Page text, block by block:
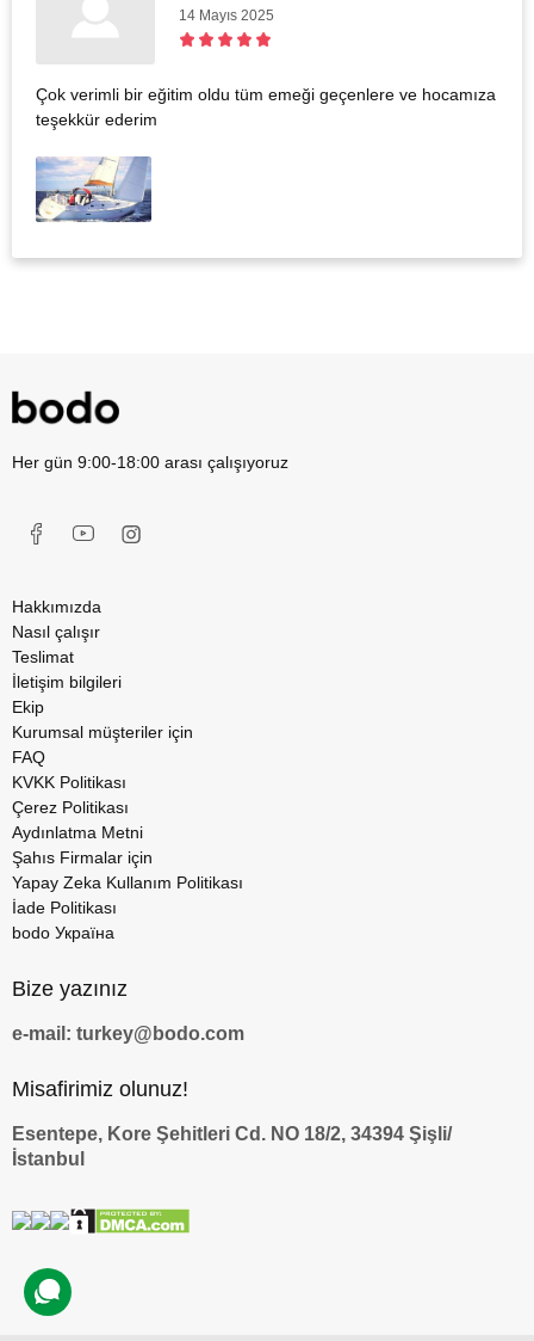
14 Mayıs 2025
Çok verimli bir eğitim oldu tüm emeği geçenlere ve hocamıza
teşekkür ederim
Her gün 9:00-18:00 arası çalışıyoruz
Hakkımızda
Nasıl çalışır
Teslimat
İletişim bilgileri
Ekip
Kurumsal müşteriler için
FAQ
KVKK Politikası
Çerez Politikası
Aydınlatma Metni
Şahıs Firmalar için
Yapay Zeka Kullanım Politikası
İade Politikası
bodo Україна
Bize yazınız
e-mail: turkey@bodo.com
Misafirimiz olunuz!
Esentepe, Kore Şehitleri Cd. NO 18/2, 34394 Şişli/
İstanbul